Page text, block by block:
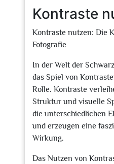
Kontraste
Kontraste nutzen: Die
Fotografie
In der Welt der
das Spiel von
Rolle. Kontraste
Struktur und visuelle
die unterschiedlichen
und erzeugen eine
Wirkung.
Das Nutzen von